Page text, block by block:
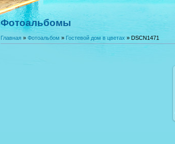
Фотоальбомы
Главная » Фотоальбом » Гостевой дом в цветах » DSCN1471